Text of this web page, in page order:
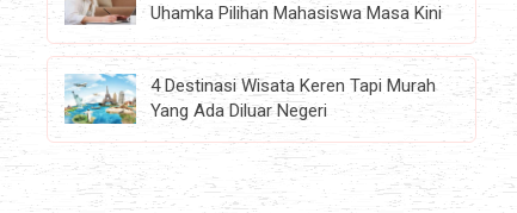
Uhamka Pilihan Mahasiswa Masa Kini
4 Destinasi Wisata Keren Tapi Murah
Yang Ada Diluar Negeri